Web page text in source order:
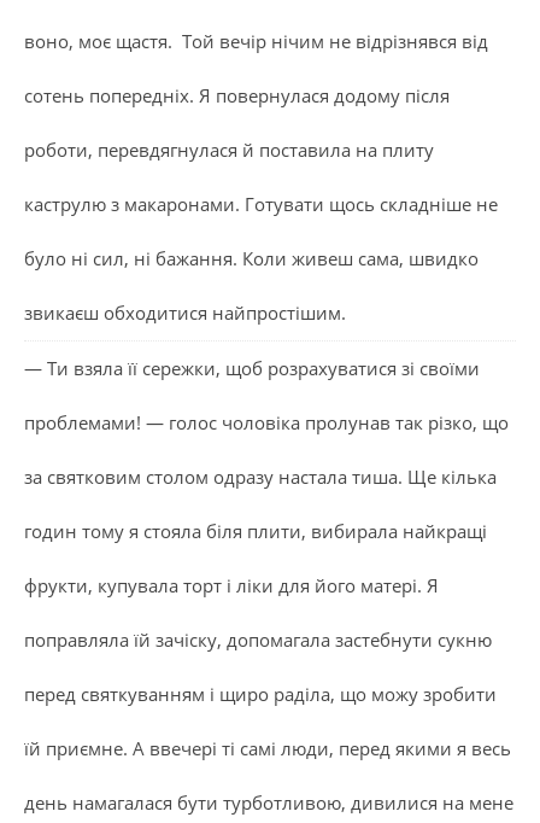
воно, моє щастя. Той вечір нічим не відрізнявся від
сотень попередніх. Я повернулася додому після
роботи, перевдягнулася й поставила на плиту
каструлю з макаронами. Готувати щось складніше не
було ні сил, ні бажання. Коли живеш сама, швидко
звикаєш обходитися найпростішим.
— Ти взяла її сережки, щоб розрахуватися зі своїми
проблемами! — голос чоловіка пролунав так різко, що
за святковим столом одразу настала тиша. Ще кілька
годин тому я стояла біля плити, вибирала найкращі
фрукти, купувала торт і ліки для його матері. Я
поправляла їй зачіску, допомагала застебнути сукню
перед святкуванням і щиро раділа, що можу зробити
їй приємне. А ввечері ті самі люди, перед якими я весь
день намагалася бути турботливою, дивилися на мене